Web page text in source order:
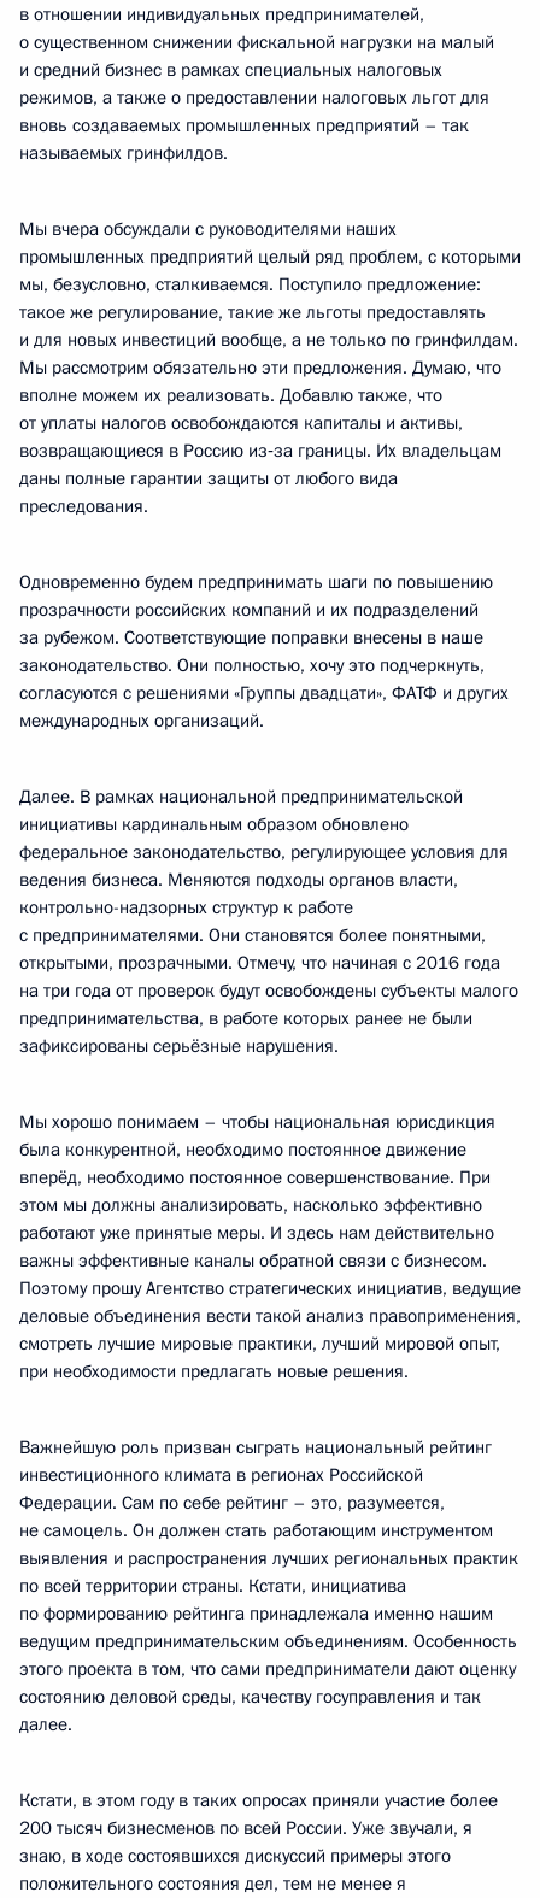
в отношении индивидуальных предпринимателей,
о существенном снижении фискальной нагрузки на малый
и средний бизнес в рамках специальных налоговых
режимов, а также о предоставлении налоговых льгот для
вновь создаваемых промышленных предприятий – так
называемых гринфилдов.
Мы вчера обсуждали с руководителями наших
промышленных предприятий целый ряд проблем, с которыми
мы, безусловно, сталкиваемся. Поступило предложение:
такое же регулирование, такие же льготы предоставлять
и для новых инвестиций вообще, а не только по гринфилдам.
Мы рассмотрим обязательно эти предложения. Думаю, что
вполне можем их реализовать. Добавлю также, что
от уплаты налогов освобождаются капиталы и активы,
возвращающиеся в Россию из‑за границы. Их владельцам
даны полные гарантии защиты от любого вида
преследования.
Одновременно будем предпринимать шаги по повышению
прозрачности российских компаний и их подразделений
за рубежом. Соответствующие поправки внесены в наше
законодательство. Они полностью, хочу это подчеркнуть,
согласуются с решениями «Группы двадцати», ФАТФ и других
международных организаций.
Далее. В рамках национальной предпринимательской
инициативы кардинальным образом обновлено
федеральное законодательство, регулирующее условия для
ведения бизнеса. Меняются подходы органов власти,
контрольно-надзорных структур к работе
с предпринимателями. Они становятся более понятными,
открытыми, прозрачными. Отмечу, что начиная с 2016 года
на три года от проверок будут освобождены субъекты малого
предпринимательства, в работе которых ранее не были
зафиксированы серьёзные нарушения.
Мы хорошо понимаем – чтобы национальная юрисдикция
была конкурентной, необходимо постоянное движение
вперёд, необходимо постоянное совершенствование. При
этом мы должны анализировать, насколько эффективно
работают уже принятые меры. И здесь нам действительно
важны эффективные каналы обратной связи с бизнесом.
Поэтому прошу Агентство стратегических инициатив, ведущие
деловые объединения вести такой анализ правоприменения,
смотреть лучшие мировые практики, лучший мировой опыт,
при необходимости предлагать новые решения.
Важнейшую роль призван сыграть национальный рейтинг
инвестиционного климата в регионах Российской
Федерации. Сам по себе рейтинг – это, разумеется,
не самоцель. Он должен стать работающим инструментом
выявления и распространения лучших региональных практик
по всей территории страны. Кстати, инициатива
по формированию рейтинга принадлежала именно нашим
ведущим предпринимательским объединениям. Особенность
этого проекта в том, что сами предприниматели дают оценку
состоянию деловой среды, качеству госуправления и так
далее.
Кстати, в этом году в таких опросах приняли участие более
200 тысяч бизнесменов по всей России. Уже звучали, я
знаю, в ходе состоявшихся дискуссий примеры этого
положительного состояния дел, тем не менее я